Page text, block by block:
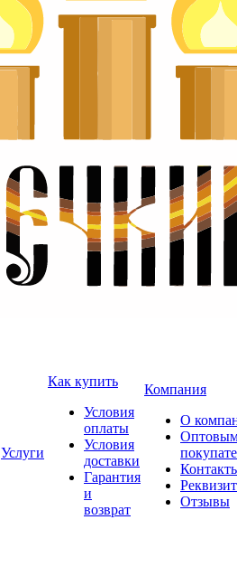
Услуги
Как купить
Условия
оплаты
Условия
доставки
Гарантия
и
возврат
Компания
О
Отзывы